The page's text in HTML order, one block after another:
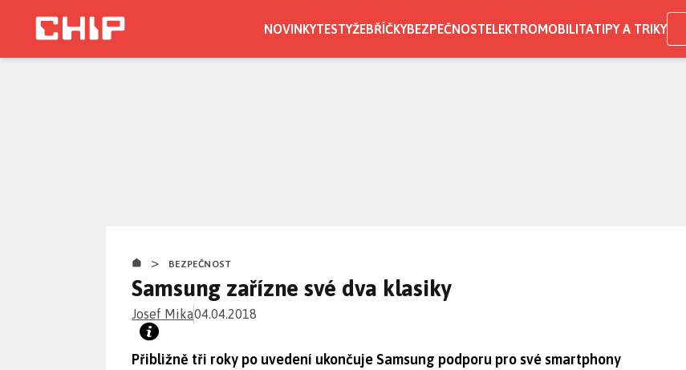
NOVINKYTESTYŽEBŘÍČKYBEZPEČNOSTELEKTROMOBILITATIPY A TRIKY
> BEZPEČNOST
Samsung zařízne své dva klasiky
Josef Mika04.04.2018
Přibližně tři roky po uvedení ukončuje Samsung podporu pro své smartphony